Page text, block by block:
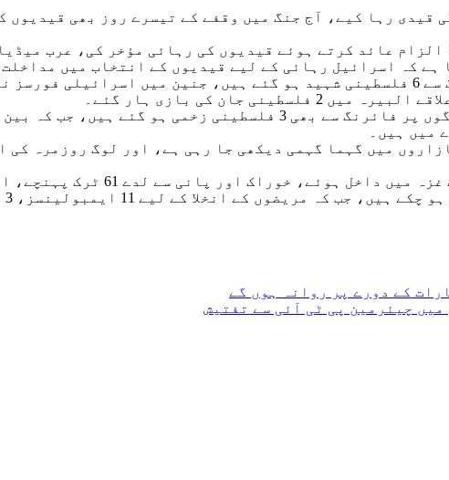
بھی 33 بچوں اور 6 خواتین سمیت 39 فلسطینی قیدی رہا کیے، آج جنگ میں وقفے کے
عائد کرتے ہوئے قیدیوں کی رہائی مؤخر کی، عرب
کہ اسرائیل رہائی کے لیے قیدیوں کے انتخاب میں مداخلت
جبکہ ادھر مغربی کنارے میں اسرائیلی فوج کی فائرنگ سے 6 فلسطینی شہید ہو گئے
رام اللہ میں اسرائیلی فورسز کی رہائی کے منتظر لوگوں پر فائرنگ
میں ہیں۔
میں گہما گہمی دیکھی جا رہی ہے، اور لوگ روزمرہ کی
کے دورے پر روانہ ہوں گے